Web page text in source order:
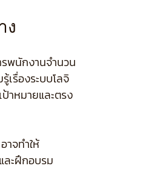
ง
พนักงานจำนวน
เรื่องระบบโลจิ
าหมายและตรง
จทำให้
ละฝึกอบรม